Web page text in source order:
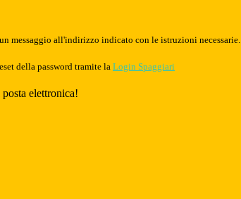
messaggio all'indirizzo indicato con le istruzioni necessarie.
della password tramite la Login Spaggiari
elettronica!